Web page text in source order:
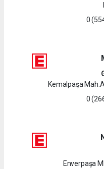
0
Kemalpaşa
0
Enverpaşa